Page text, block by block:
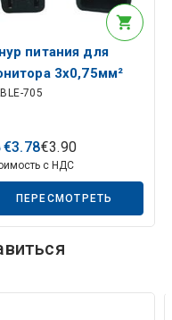
питания для
3x0,75мм²
705
€3.78€3.90
с НДС
ПЕРЕСМОТРЕТЬ